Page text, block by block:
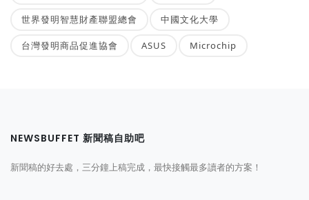
世界發明智慧財產聯盟總會 中國文化大學
台灣發明商品促進協會 ASUS Microchip
NEWSBUFFET 新聞稿自助吧
新聞稿的好去處，三分鐘上稿完成，最快接觸最多讀者的方案！